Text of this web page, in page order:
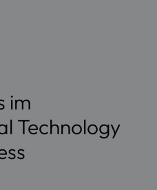
im
Technology